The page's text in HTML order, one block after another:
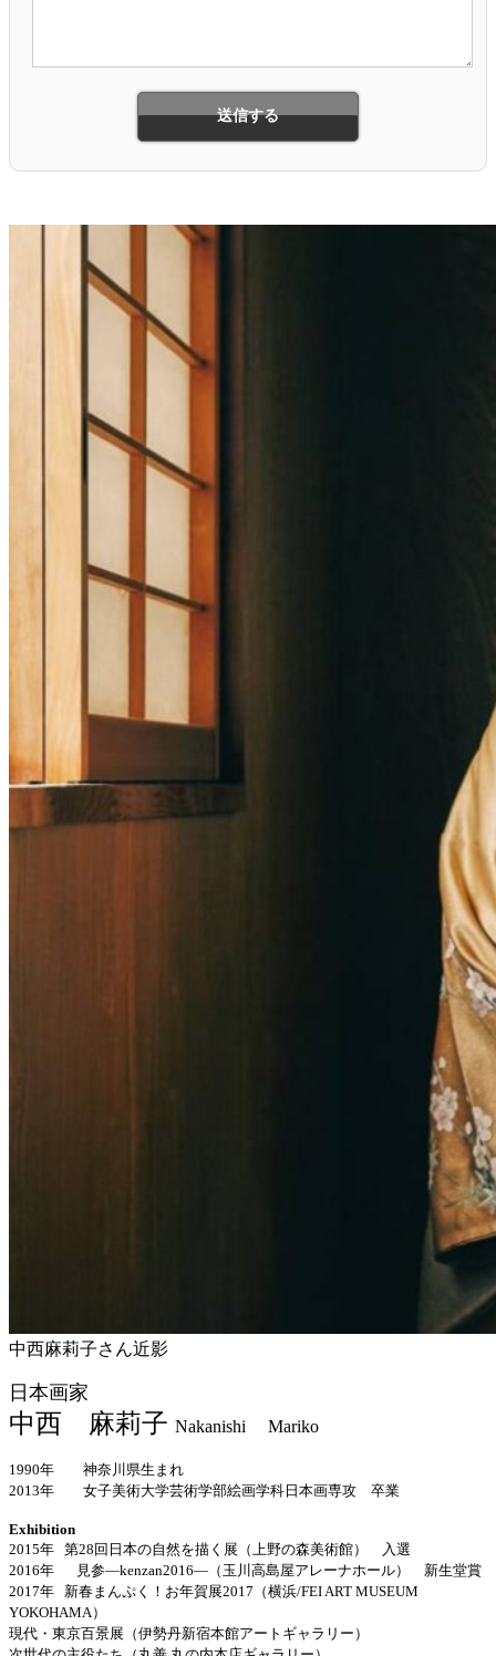
中西麻莉子さん近影
日本画家
中西 麻莉子 Nakanishi Mariko
1990年 神奈川県生まれ
2013年 女子美術大学芸術学部絵画学科日本画専攻 卒業
Exhibition
2015年 第28回日本の自然を描く展（上野の森美術館） 入選
2016年 見参―kenzan2016― （玉川高島屋アレーナホール） 新生堂賞
2017年 新春まんぷく！お年賀展2017 （横浜/FEI ART MUSEUM
YOKOHAMA ）
現代・東京百景展（伊勢丹新宿本館アートギャラリー）